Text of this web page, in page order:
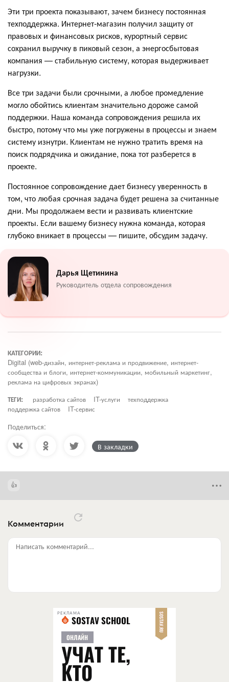
Эти три проекта показывают, зачем бизнесу постоянная
техподдержка. Интернет-магазин получил защиту от
правовых и финансовых рисков, курортный сервис
сохранил выручку в пиковый сезон, а энергосбытовая
компания — стабильную систему, которая выдерживает
нагрузки.
Все три задачи были срочными, а любое промедление
могло обойтись клиентам значительно дороже самой
поддержки. Наша команда сопровождения решила их
быстро, потому что мы уже погружены в процессы и знаем
систему изнутри. Клиентам не нужно тратить время на
поиск подрядчика и ожидание, пока тот разберется в
проекте.
Постоянное сопровождение дает бизнесу уверенность в
том, что любая срочная задача будет решена за считанные
дни. Мы продолжаем вести и развивать клиентские
проекты. Если вашему бизнесу нужна команда, которая
глубоко вникает в процессы — пишите, обсудим задачу.
Дарья Щетинина
Руководитель отдела сопровождения
КАТЕГОРИИ:
Digital (web-дизайн, интернет-реклама и продвижение, интернет-
сообщества и блоги, интернет-коммуникации, мобильный маркетинг,
реклама на цифровых экранах)
ТЕГИ:
разработка сайтов IT-услуги
техподдержка
поддержка сайтов
IT-сервис
Поделиться:
В закладки
Комментарии
Написать комментарий...
РЕКЛАМА